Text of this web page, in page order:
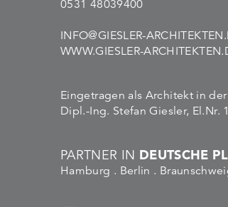
0531 48039400
INFO@GIESLER-
WWW.GIESLER-
Eingetragen als Architekt in
Dipl.-Ing. Stefan Giesler, El.Nr.
PARTNER IN DEUTSCHE
Hamburg . Berlin .